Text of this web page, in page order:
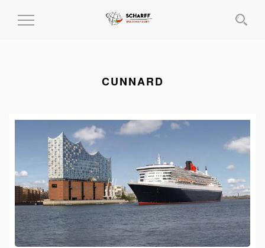
MENÜ
CUNNARD